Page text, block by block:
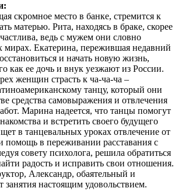
скромное место в банке, стремится к
матерью. Рита, находясь в браке, скорее
ведь с мужем они словно
мирах. Екатерина, пережившая недавний
и начать новую жизнь,
как ее дочь и внук уезжают из России.
женщин страсть к ча-ча-ча –
танцу, который они
средства самовыражения и отвлечения
Марина надеется, что танцы помогут
и встретить своего будущего
в танцевальных уроках отвлечение от
помощь в переживании расставания с
совету психолога, решила обратиться
радость и исправить свои отношения.
Александр, обаятельный и
настоящим удовольствием.